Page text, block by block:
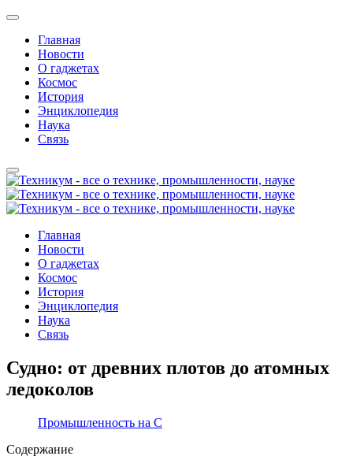
Главная
Новости
О гаджетах
Космос
История
Энциклопедия
Наука
Связь
Главная
Новости
О гаджетах
Космос
История
Энциклопедия
Наука
Связь
Судно: от древних плотов до атомных
ледоколов
Промышленность на С
Содержание